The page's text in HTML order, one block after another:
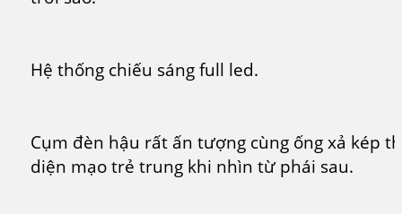
Hệ thống chiếu sáng full led.
Cụm đèn hậu rất ấn tượng cùng ống xả kép
diện mạo trẻ trung khi nhìn từ phái sau.